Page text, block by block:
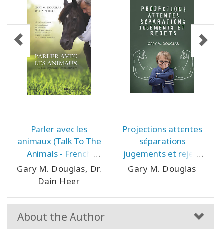
Parler avec les
animaux (Talk To The
Animals - French
Version)
Gary M. Douglas, Dr.
Dain Heer
Projections attentes
séparations
jugements et rejets
(Projections
Judgments &
Rejections - French
Version)
Gary M. Douglas
About the Author